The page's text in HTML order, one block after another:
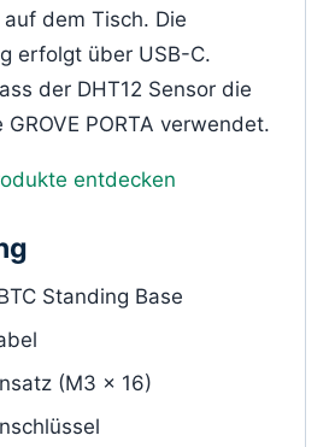
dem Tisch. Die
erfolgt über USB-C.
der DHT12 Sensor die
PORTA verwendet.
entdecken
Standing Base
(M3 x 16)